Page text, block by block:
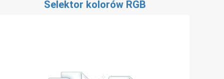
Selektor kolorów RGB